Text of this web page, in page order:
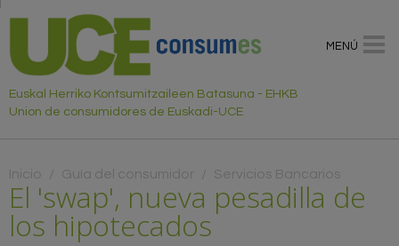
Euskal Herriko Kontsumitzaileen Batasuna - EHKB
Union de consumidores de Euskadi-UCE
Usted está aquí
Inicio Guía del consumidor Servicios Bancarios
El 'swap', nueva pesadilla de
los hipotecados
MENÚ